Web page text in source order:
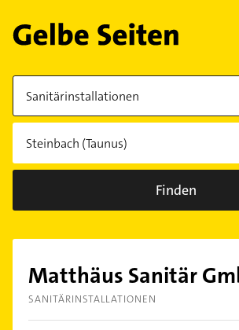
Finden
Matthäus Sanitär
SANITÄRINSTALLATIONEN